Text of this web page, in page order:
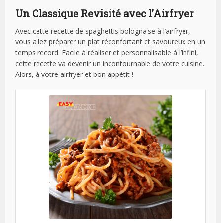
Un Classique Revisité avec l’Airfryer
Avec cette recette de spaghettis bolognaise à l’airfryer,
vous allez préparer un plat réconfortant et savoureux en un
temps record. Facile à réaliser et personnalisable à l’infini,
cette recette va devenir un incontournable de votre cuisine.
Alors, à votre airfryer et bon appétit !